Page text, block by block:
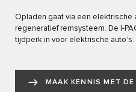
Opladen gaat via een elektrische
regeneratief remsysteem. De I-
tijdperk in voor elektrische auto’s.
MAAK KENNIS MET